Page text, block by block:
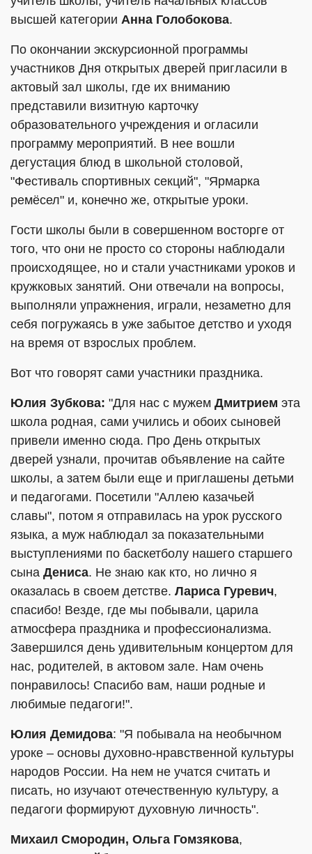
высшей категории Анна Голобокова.
По окончании экскурсионной программы
участников Дня открытых дверей пригласили в
актовый зал школы, где их вниманию
представили визитную карточку
образовательного учреждения и огласили
программу мероприятий. В нее вошли
дегустация блюд в школьной столовой,
"Фестиваль спортивных секций", "Ярмарка
ремёсел" и, конечно же, открытые уроки.
Гости школы были в совершенном восторге от
того, что они не просто со стороны наблюдали
происходящее, но и стали участниками уроков и
кружковых занятий. Они отвечали на вопросы,
выполняли упражнения, играли, незаметно для
себя погружаясь в уже забытое детство и уходя
на время от взрослых проблем.
Вот что говорят сами участники праздника.
Юлия Зубкова: "Для нас с мужем Дмитрием эта
школа родная, сами учились и обоих сыновей
привели именно сюда. Про День открытых
дверей узнали, прочитав объявление на сайте
школы, а затем были еще и приглашены детьми
и педагогами. Посетили "Аллею казачьей
славы", потом я отправилась на урок русского
языка, а муж наблюдал за показательными
выступлениями по баскетболу нашего старшего
сына Дениса. Не знаю как кто, но лично я
оказалась в своем детстве. Лариса Гуревич,
спасибо! Везде, где мы побывали, царила
атмосфера праздника и профессионализма.
Завершился день удивительным концертом для
нас, родителей, в актовом зале. Нам очень
понравилось! Спасибо вам, наши родные и
любимые педагоги!".
Юлия Демидова: "Я побывала на необычном
уроке – основы духовно-нравственной культуры
народов России. На нем не учатся считать и
писать, но изучают отечественную культуру, а
педагоги формируют духовную личность".
Михаил Смородин, Ольга Гомзякова,